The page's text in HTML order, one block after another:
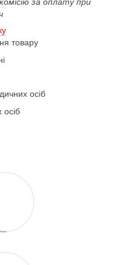
за оплату при
товару
осіб
осіб